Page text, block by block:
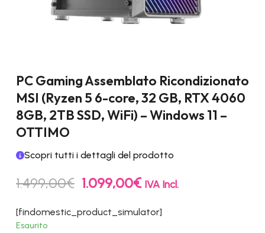
PC Gaming Assemblato Ricondizionato
MSI (Ryzen 5 6-core, 32 GB, RTX 4060
8GB, 2TB SSD, WiFi) – Windows 11 –
OTTIMO
Scopri tutti i dettagli del prodotto
1.499,00€ Il
prezzo
originale
era:
1.099,00€Il
attuale
è:
IVA Incl.
[findomestic_product_simulator]
Esaurito